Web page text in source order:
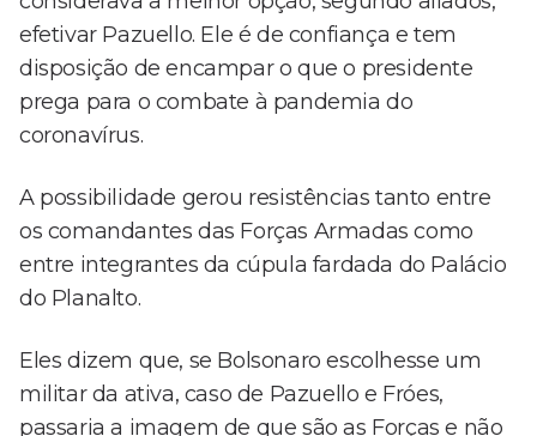
efetivar Pazuello. Ele é de confiança e tem
disposição de encampar o que o presidente
prega para o combate à pandemia do
coronavírus.
A possibilidade gerou resistências tanto entre
os comandantes das Forças Armadas como
entre integrantes da cúpula fardada do Palácio
do Planalto.
Eles dizem que, se Bolsonaro escolhesse um
militar da ativa, caso de Pazuello e Fróes,
passaria a imagem de que são as Forças e não